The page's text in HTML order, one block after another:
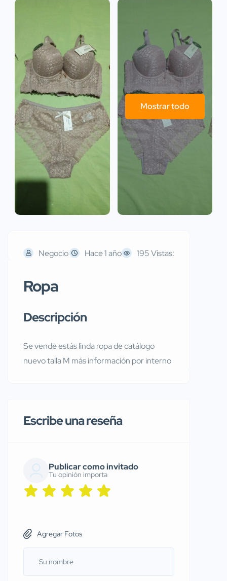
Mostrar todo
Negocio Hace 1 año 195 Vistas:
Ropa
Descripción
Se vende estás linda ropa de catálogo
nuevo talla M más información por interno
Escribe una reseña
Publicar como invitado
Tu opinión importa
Agregar Fotos